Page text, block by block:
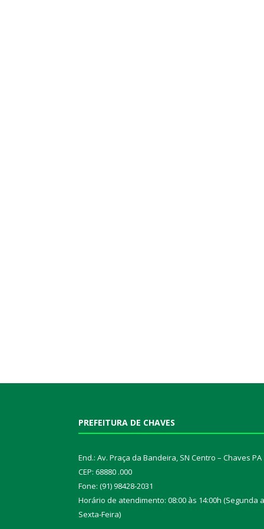
PREFEITURA DE CHAVES
End.: Av. Praça da Bandeira, SN Centro – Chaves PA
CEP: 68880 .000
Fone: (91) 98428-2031
Horário de atendimento: 08:00 às 14:00h (Segunda a
Sexta-Feira)